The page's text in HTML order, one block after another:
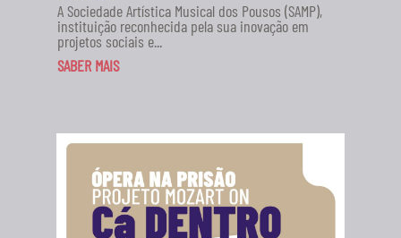
A Sociedade Artística Musical dos Pousos (SAMP),
instituição reconhecida pela sua inovação em
projetos sociais e...
SABER MAIS